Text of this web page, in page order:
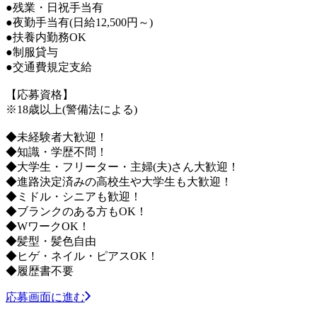
●残業・日祝手当有
●夜勤手当有(日給12,500円～)
●扶養内勤務OK
●制服貸与
●交通費規定支給
【応募資格】
※18歳以上(警備法による)
◆未経験者大歓迎！
◆知識・学歴不問！
◆大学生・フリーター・主婦(夫)さん大歓迎！
◆進路決定済みの高校生や大学生も大歓迎！
◆ミドル・シニアも歓迎！
◆ブランクのある方もOK！
◆WワークOK！
◆髪型・髪色自由
◆ヒゲ・ネイル・ピアスOK！
◆履歴書不要
応募画面に進む